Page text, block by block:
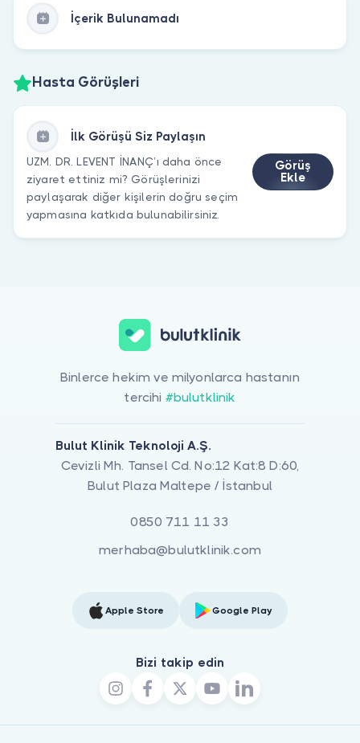
İçerik Bulunamadı
Hasta Görüşleri
İlk Görüşü Siz Paylaşın
UZM. DR. LEVENT İNANÇ’ı daha önce
ziyaret ettiniz mi? Görüşlerinizi
paylaşarak diğer kişilerin doğru seçim
yapmasına katkıda bulunabilirsiniz.
Görüş
Ekle
Binlerce hekim ve milyonlarca hastanın
tercihi #bulutklinik
Bulut Klinik Teknoloji A.Ş.
Cevizli Mh. Tansel Cd. No:12 Kat:8 D:60,
Bulut Plaza Maltepe / İstanbul
0850 711 11 33
merhaba@bulutklinik.com
Apple Store Google Play
Bizi takip edin